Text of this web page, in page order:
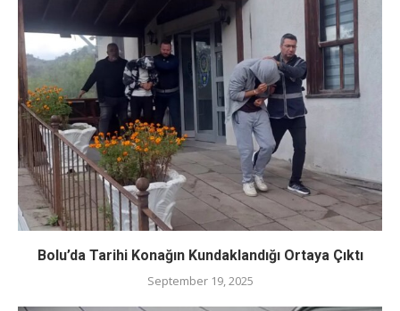
Bolu’da Tarihi Konağın Kundaklandığı Ortaya Çıktı
September 19, 2025